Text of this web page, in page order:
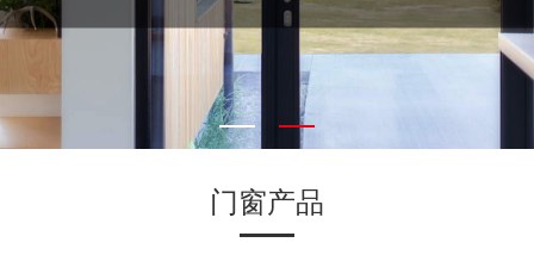
门窗产品